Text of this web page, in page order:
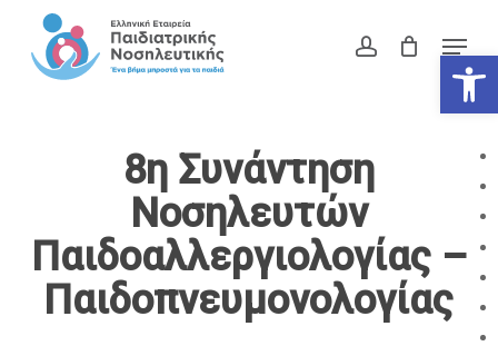
account
Menu
8η Συνάντηση
Νοσηλευτών
Παιδοαλλεργιολογίας –
Παιδοπνευμονολογίας
Close
Menu